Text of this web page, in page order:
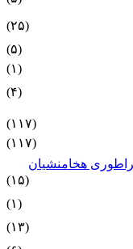
(۲۵)
(۵)
(۱)
(۴)
(۱۱۷)
(۱۱۷)
هخامنشیان
(۱۵)
(۱)
(۱۳)